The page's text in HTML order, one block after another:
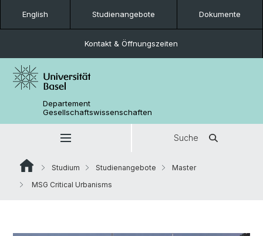
English Studienangebote Dokumente
Kontakt & Öffnungszeiten
Departement
Gesellschaftswissenschaften
Suche
Studium Studienangebote
Master
MSG Critical Urbanisms